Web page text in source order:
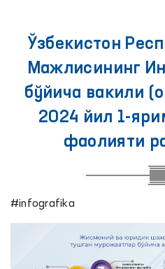
Ўзбекистон
Мажлисининг
бўйича вакили
2024 йил 1-
фаолияти
#infografika